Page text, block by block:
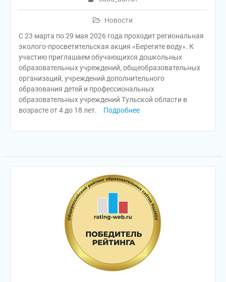
Новости
С 23 марта по 29 мая 2026 года проходит региональная
эколого-просветительская акция «Берегите воду». К
участию приглашаем обучающихся дошкольных
образовательных учреждений, общеобразовательных
организаций, учреждений дополнительного
образования детей и профессиональных
образовательных учреждений Тульской области в
возрасте от 4 до 18 лет.
Подробнее